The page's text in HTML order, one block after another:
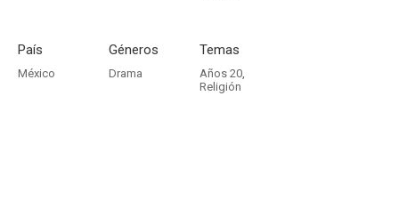
País
México
Géneros
Drama
Temas
Años 20,
Religión